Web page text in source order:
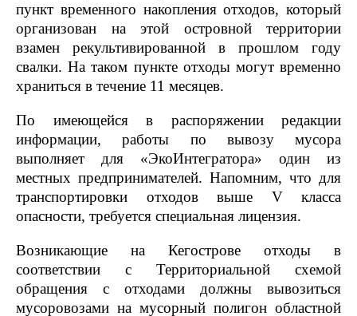
пункт временного накопления отходов, который
организован на этой островной территории
взамен рекультивированной в прошлом году
свалки. На таком пункте отходы могут временно
храниться в течение 11 месяцев.
По имеющейся в распоряжении редакции
информации, работы по вывозу мусора
выполняет для «ЭкоИнтегратора» один из
местных предпринимателей. Напомним, что для
транспортировки отходов выше V класса
опасности, требуется специальная лицензия.
Возникающие на Кегострове отходы в
соответствии с Территориальной схемой
обращения с отходами должны вывозиться
мусоровозами на мусорный полигон областной